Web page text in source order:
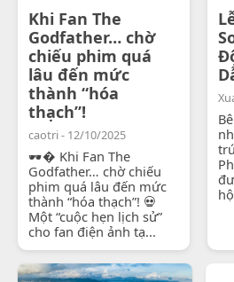
Khi Fan The
Godfather… chờ
chiếu phim quá
lâu đến mức
thành “hóa
thạch”!
caotri - 12/10/2025
🕶� Khi Fan The
Godfather… chờ chiếu
phim quá lâu đến mức
thành “hóa thạch”! 💀
Một “cuộc hẹn lịch sử”
cho fan điện ảnh tạ...